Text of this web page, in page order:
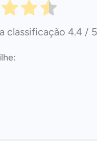
classificação 4.4 /